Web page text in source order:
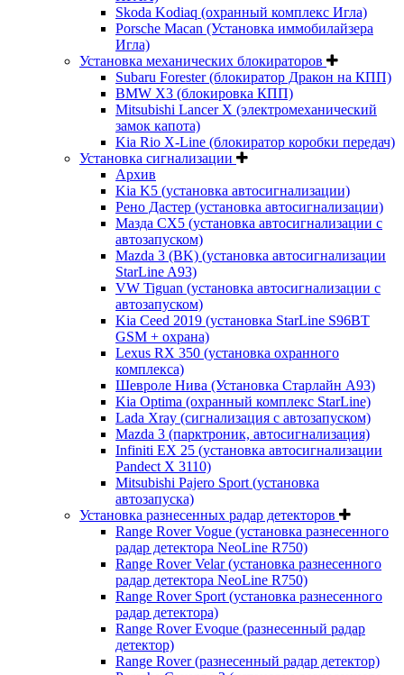
Skoda Kodiaq (охранный комплекс Игла)
Porsche Macan (Установка иммобилайзера
Игла)
Установка механических блокираторов
Subaru Forester (блокиратор Дракон на КПП)
BMW X3 (блокировка КПП)
Mitsubishi Lancer X (электромеханический
замок капота)
Kia Rio X-Line (блокиратор коробки передач)
Установка сигнализации
Архив
Kia K5 (установка автосигнализации)
Рено Дастер (установка автосигнализации)
Мазда CХ5 (установка автосигнализации с
автозапуском)
Mazda 3 (BK) (установка автосигнализации
StarLine A93)
VW Tiguan (установка автосигнализации с
автозапуском)
Kia Ceed 2019 (установка StarLine S96BT
GSM + охрана)
Lexus RX 350 (установка охранного
комплекса)
Шевроле Нива (Установка Старлайн А93)
Kia Optima (охранный комплекс StarLine)
Lada Xray (сигнализация с автозапуском)
Mazda 3 (парктроник, автосигнализация)
Infiniti EX 25 (установка автосигнализации
Pandect X 3110)
Mitsubishi Pajero Sport (установка
автозапуска)
Установка разнесенных радар детекторов
Range Rover Vogue (установка разнесенного
радар детектора NeoLine R750)
Range Rover Velar (установка разнесенного
радар детектора NeoLine R750)
Range Rover Sport (установка разнесенного
радар детектора)
Range Rover Evoque (разнесенный радар
детектор)
Range Rover (разнесенный радар детектор)